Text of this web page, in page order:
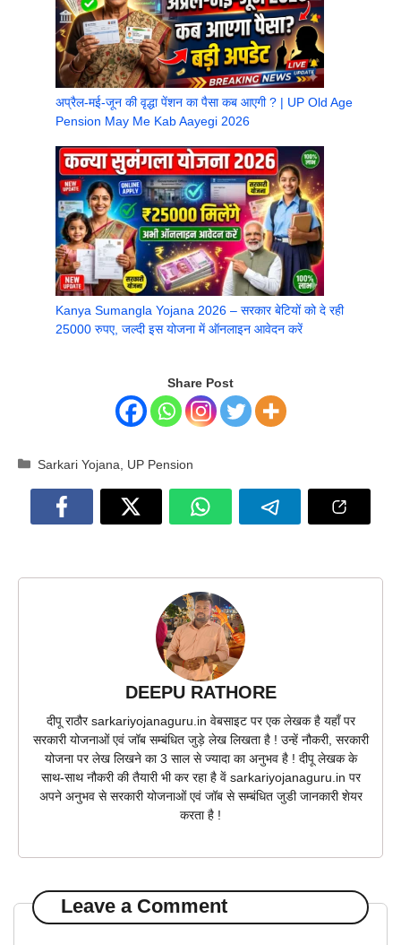
अप्रैल-मई-जून की वृद्धा पेंशन का पैसा कब आएगी ? | UP Old Age
Pension May Me Kab Aayegi 2026
Kanya Sumangla Yojana 2026 – सरकार बेटियों को दे रही
25000 रुपए, जल्दी इस योजना में ऑनलाइन आवेदन करें
Share Post
Categories
Sarkari Yojana UP Pension
DEEPU RATHORE
दीपू राठौर sarkariyojanaguru.in वेबसाइट पर एक लेखक है यहाँ पर
सरकारी योजनाओं एवं जॉब सम्बंधित जुड़े लेख लिखता है ! उन्हें नौकरी, सरकारी
योजना पर लेख लिखने का 3 साल से ज्यादा का अनुभव है ! दीपू लेखक के
साथ-साथ नौकरी की तैयारी भी कर रहा है वें sarkariyojanaguru.in पर
अपने अनुभव से सरकारी योजनाओं एवं जॉब से सम्बंधित जुडी जानकारी शेयर
करता है !
Leave a Comment